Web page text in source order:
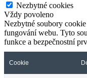
Nezbytné cookies
Vždy povoleno
Nezbytné soubory
fungování webu. Tyto
funkce a bezpečnostní
Cookie